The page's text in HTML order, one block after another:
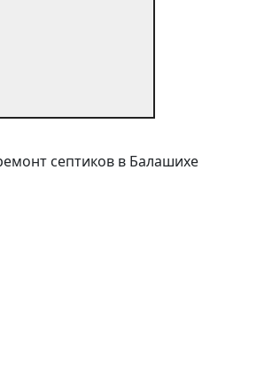
септиков в Балашихе